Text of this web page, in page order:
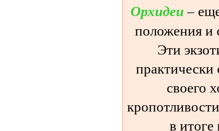
Орхидеи –
положения и
Эти
своего
в